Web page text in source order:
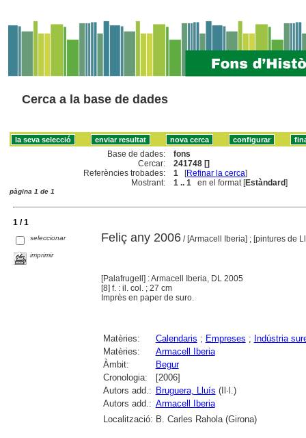
Cerca a la base de dades
Base de dades:
fons
Cercar:
241748 []
Referències trobades:
1 [Refinar la cerca]
Mostrant:
1 .. 1 en el format [Estàndard]
pàgina 1 de 1
1 / 1
seleccionar
imprimir
Feliç any 2006/ [Armacell Iberia] ; [pintures de
[Palafrugell] : Armacell Iberia, DL 2005
[8] f. : il. col. ; 27 cm
Imprès en paper de suro.
Matèries: Calendaris ; Empreses ; Indústria
Matèries:
Armacell Iberia
Àmbit:
Begur
Cronologia:
[2006]
Autors add.: Bruguera, Lluís (Il·l.)
Autors add.: Armacell Iberia
Localització: B. Carles Rahola (Girona)